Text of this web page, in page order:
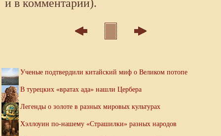
и в комментарии).
Ученые подтвердили китайский миф о Великом потопе
В турецких «вратах ада» нашли Цербера
Легенды о золоте в разных мировых культурах
Хэллоуин по-нашему «Страшилки» разных народов